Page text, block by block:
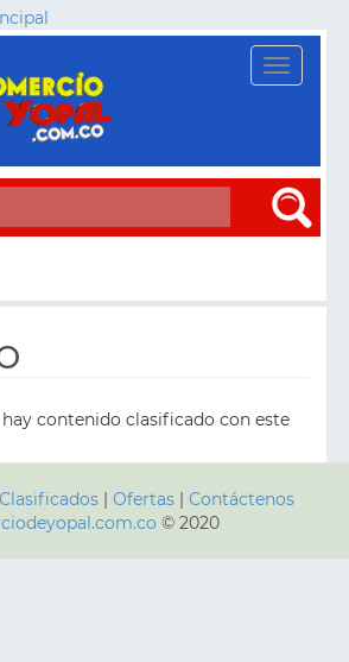
Toggle
contenido clasificado con este
Clasificados Ofertas
Contáctenos
© 2020